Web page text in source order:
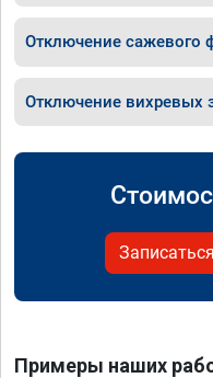
Отключение сажевого
Отключение вихревых
Записаться
Примеры наших